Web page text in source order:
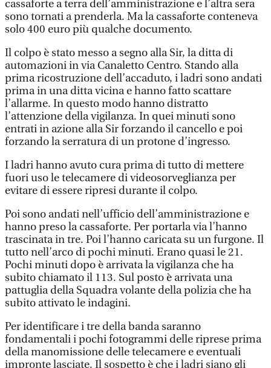
cassaforte a terra dell’amministrazione e l’altra sera
sono tornati a prenderla. Ma la cassaforte conteneva
solo 400 euro più qualche documento.
Il colpo è stato messo a segno alla Sir, la ditta di
automazioni in via Canaletto Centro. Stando alla
prima ricostruzione dell’accaduto, i ladri sono andati
prima in una ditta vicina e hanno fatto scattare
l’allarme. In questo modo hanno distratto
l’attenzione della vigilanza. In quei minuti sono
entrati in azione alla Sir forzando il cancello e poi
forzando la serratura di un protone d’ingresso.
I ladri hanno avuto cura prima di tutto di mettere
fuori uso le telecamere di videosorveglianza per
evitare di essere ripresi durante il colpo.
Poi sono andati nell’ufficio dell’amministrazione e
hanno preso la cassaforte. Per portarla via l’hanno
trascinata in tre. Poi l’hanno caricata su un furgone. Il
tutto nell’arco di pochi minuti. Erano quasi le 21.
Pochi minuti dopo è arrivata la vigilanza che ha
subito chiamato il 113. Sul posto è arrivata una
pattuglia della Squadra volante della polizia che ha
subito attivato le indagini.
Per identificare i tre della banda saranno
fondamentali i pochi fotogrammi delle riprese prima
della manomissione delle telecamere e eventuali
impronte lasciate. Il sospetto è che i ladri siano gli